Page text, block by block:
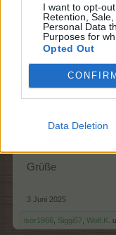
I want to opt-
Retention,
Personal Data
Purposes for
Opted Out
CONFIRM
Data Deletion
Gestern habe ich
sehr netten
Besondere Grüße
weiß, wen ich
Gekauft gegen
Grüße
3 Juni 2025
isor1966 Siggi57 Wolf.K.